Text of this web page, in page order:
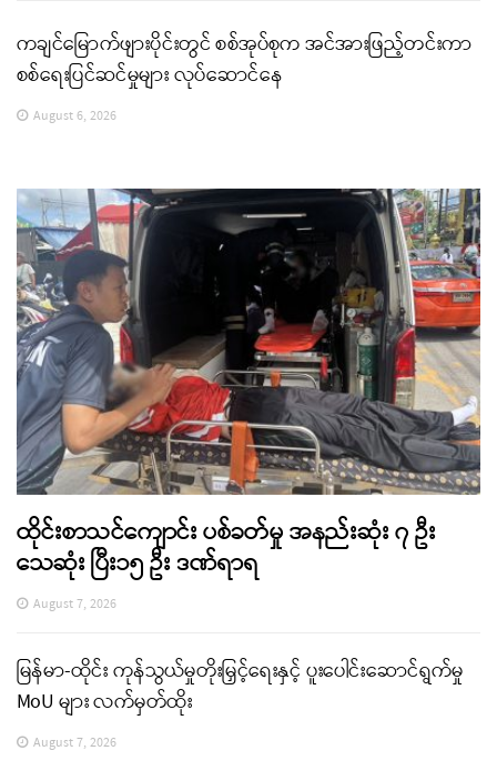
ကချင်မြောက်ဖျားပိုင်းတွင် စစ်အုပ်စုက အင်အားဖြည့်တင်းကာ
စစ်ရေးပြင်ဆင်မှုများ လုပ်ဆောင်နေ
August 6, 2026
ထိုင်းစာသင်ကျောင်း ပစ်ခတ်မှု အနည်းဆုံး ၇ ဦး
သေဆုံး ပြီး၁၅ ဦး ဒဏ်ရာရ
August 7, 2026
မြန်မာ-ထိုင်း ကုန်သွယ်မှုတိုးမြှင့်ရေးနှင့် ပူးပေါင်းဆောင်ရွက်မှု
MoU များ လက်မှတ်ထိုး
August 7, 2026